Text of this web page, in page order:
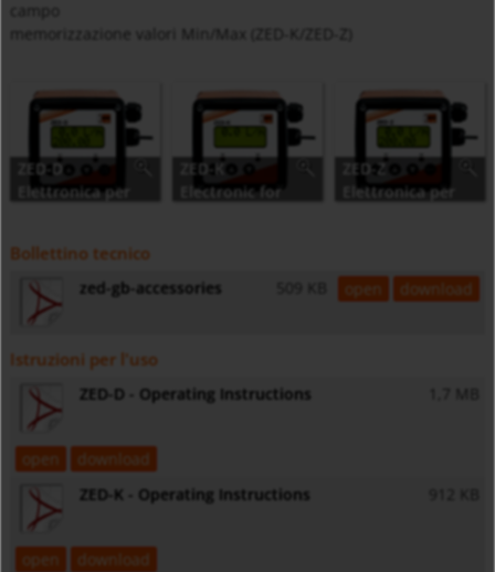
memorizzazione valori Min/Max (ZED-K/ZED-Z)
ZED-D
Elettronica per
ZED-K
Electronic for
ZED-Z
Elettronica per
Bollettino tecnico
zed-gb-accessories 509 KB open download
Istruzioni per l'uso
ZED-D - Operating Instructions 1,7 MB
open
download
ZED-K - Operating Instructions
912 KB
open
download